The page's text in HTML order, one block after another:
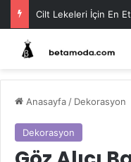
Cilt Lekeleri İçin En
Anasayfa / Dekorasyon
Dekorasyon